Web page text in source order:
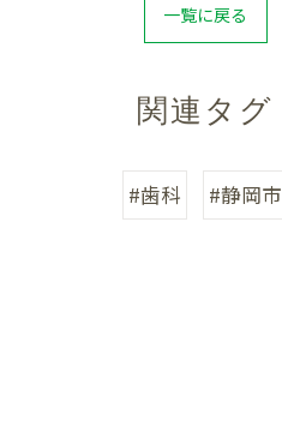
一覧に戻る
関連タグ
#歯科 #静岡市